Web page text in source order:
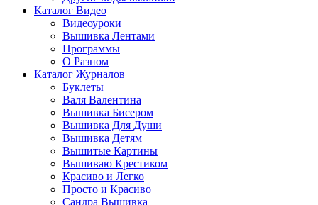
Каталог Видео
Видеоуроки
Вышивка Лентами
Программы
О Разном
Каталог Журналов
Буклеты
Валя Валентина
Вышивка Бисером
Вышивка Для Души
Вышивка Детям
Вышитые Картины
Вышиваю Крестиком
Красиво и Легко
Просто и Красиво
Сандра Вышивка